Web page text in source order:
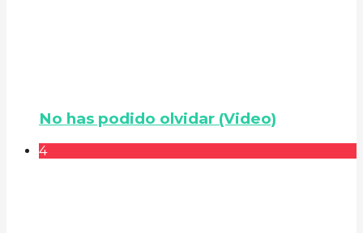
No has podido olvidar (Video)
4